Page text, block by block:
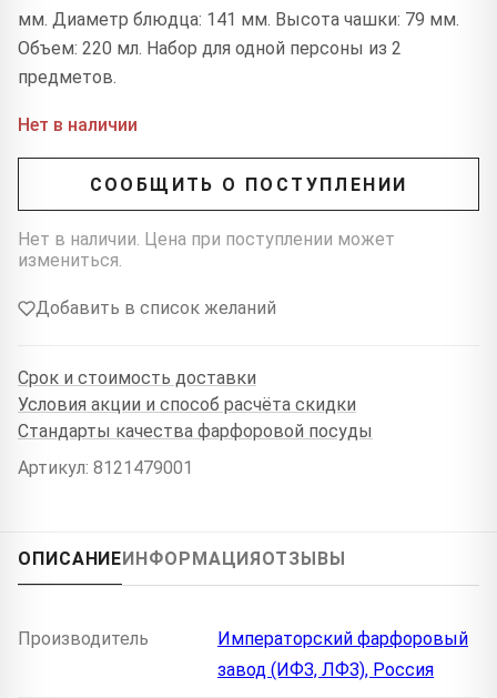
мм. Диаметр блюдца: 141 мм. Высота чашки: 79 мм.
Объем: 220 мл. Набор для одной персоны из 2
предметов.
Нет в наличии
СООБЩИТЬ О ПОСТУПЛЕНИИ
Нет в наличии. Цена при поступлении может
измениться.
Добавить в список желаний
Срок и стоимость доставки
Условия акции и способ расчёта скидки
Стандарты качества фарфоровой посуды
Артикул: 8121479001
ОПИСАНИЕИНФОРМАЦИЯОТЗЫВЫ
Производитель
Императорский фарфоровый
завод (ИФЗ, ЛФЗ), Россия